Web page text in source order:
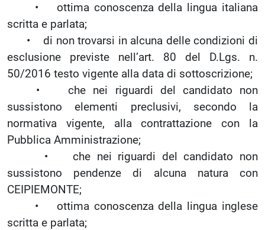
• ottima conoscenza della lingua italiana
scritta e parlata;
• di non trovarsi in alcuna delle condizioni di
esclusione previste nell’art. 80 del D.Lgs. n.
50/2016 testo vigente alla data di sottoscrizione;
• che nei riguardi del candidato non
sussistono elementi preclusivi, secondo la
normativa vigente, alla contrattazione con la
Pubblica Amministrazione;
• che nei riguardi del candidato non
sussistono pendenze di alcuna natura con
CEIPIEMONTE;
• ottima conoscenza della lingua inglese
scritta e parlata;